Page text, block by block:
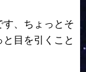
、ちょっとそ
目を引くこと